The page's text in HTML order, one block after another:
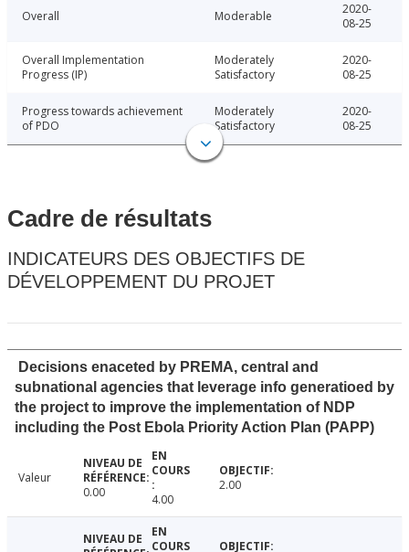
Overall Moderable
2020-
08-25
Overall Implementation
Progress (IP)
Moderately
Satisfactory
2020-
08-25
Progress towards achievement
of PDO
Moderately
Satisfactory
2020-
08-25
Cadre de résultats
INDICATEURS DES OBJECTIFS DE
DÉVELOPPEMENT DU PROJET
Decisions enaceted by PREMA, central and
subnational agencies that leverage info generatioed by
the project to improve the implementation of NDP
including the Post Ebola Priority Action Plan (PAPP)
Valeur
0.00
4.00
2.00